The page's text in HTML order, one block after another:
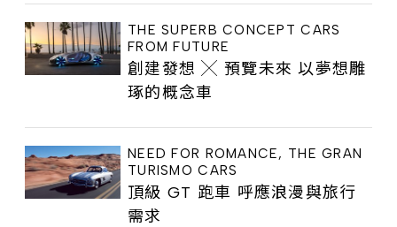
THE SUPERB CONCEPT CARS
FROM FUTURE
創建發想 ╳ 預覽未來 以夢想雕
琢的概念車
NEED FOR ROMANCE, THE GRAN
TURISMO CARS
頂級 GT 跑車 呼應浪漫與旅行
需求